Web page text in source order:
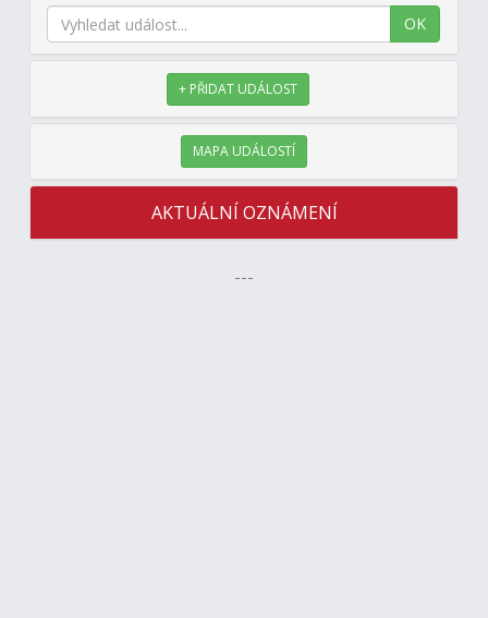
OK
+ PŘIDAT UDÁLOST
MAPA UDÁLOSTÍ
AKTUÁLNÍ OZNÁMENÍ
---